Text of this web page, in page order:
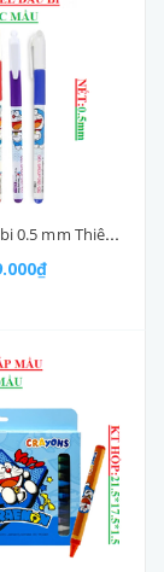
Bút gel đầu bi 0.5 mm Thiên Long GEL-012/DO